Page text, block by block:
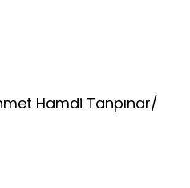
Hamdi Tanpınar/